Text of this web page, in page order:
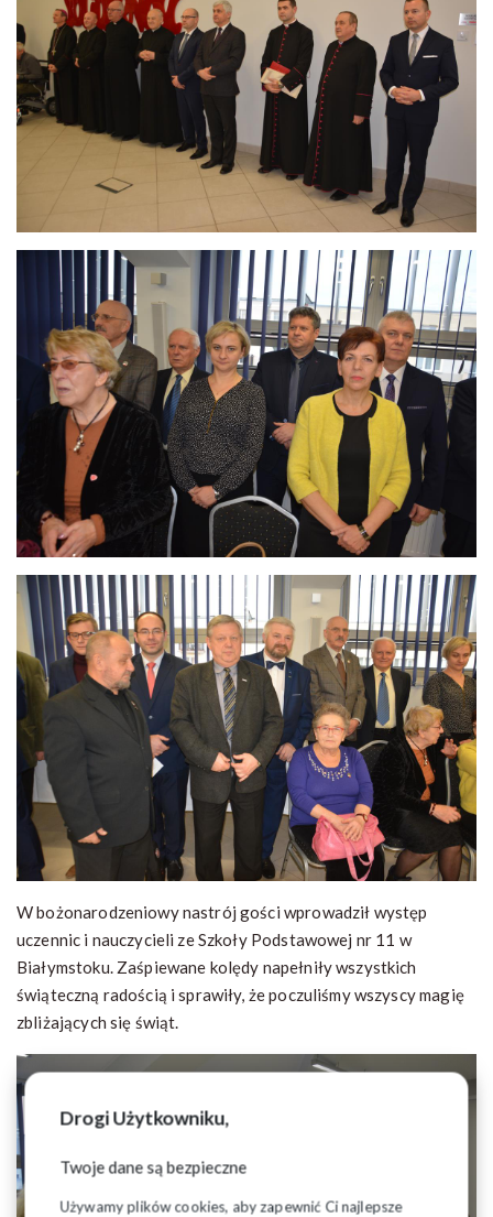
Drogi Użytkowniku,
Twoje dane są bezpieczne
Używamy plików cookies, aby zapewnić Ci najlepsze
W bożonarodzeniowy nastrój gości wprowadził występ
uczennic i nauczycieli ze Szkoły Podstawowej nr 11 w
Białymstoku. Zaśpiewane kolędy napełniły wszystkich
świąteczną radością i sprawiły, że poczuliśmy wszyscy magię
zbliżających się świąt.